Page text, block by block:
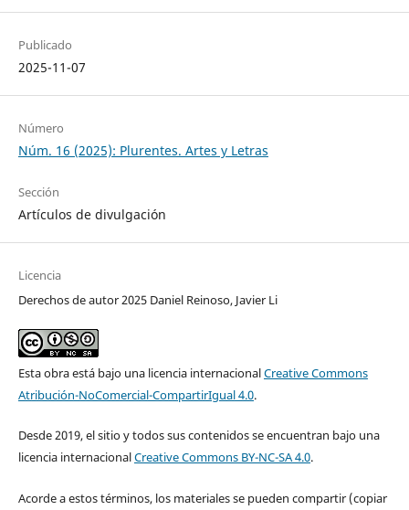
Publicado
2025-11-07
Número
Núm. 16 (2025): Plurentes. Artes y Letras
Sección
Artículos de divulgación
Licencia
Derechos de autor 2025 Daniel Reinoso, Javier Li
Esta obra está bajo una licencia internacionalCreative Commons
Atribución-NoComercial-CompartirIgual 4.0.
Desde 2019, el sitio y todos sus contenidos se encuentran bajo una
licencia internacionalCreative Commons BY-NC-SA 4.0.
Acorde a estos términos, los materiales se pueden compartir (copiar